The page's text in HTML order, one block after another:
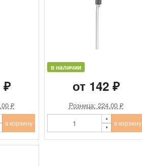
₽
₽
в корзину
в наличии
от 142 ₽
Розница: 224.00 ₽
в корзину